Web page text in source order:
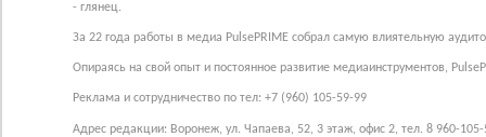
- глянец.
За 22 года работы в медиа PulsePRIME собрал самую влиятельную
Опираясь на свой опыт и постоянное развитие медиаинструментов,
Реклама и сотрудничество по тел: +7 (960) 105-59-99
Адрес редакции: Воронеж, ул. Чапаева, 52, 3 этаж, офис 2, тел. 8 960-